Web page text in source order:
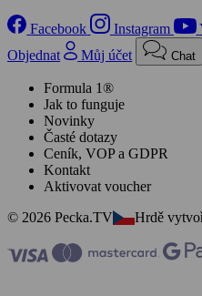
Facebook Instagram
Objednat
Můj účet Chat
Formula 1®
Jak to funguje
Novinky
Časté dotazy
Ceník, VOP a GDPR
Kontakt
Aktivovat voucher
© 2026 Pecka.TV
Hrdě